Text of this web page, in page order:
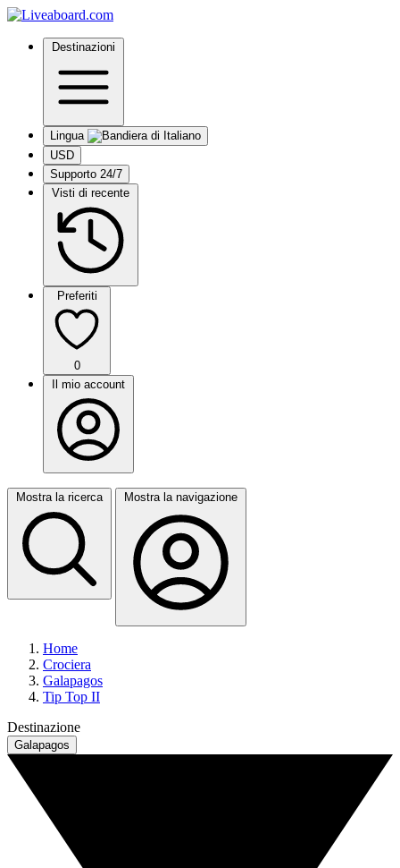
Destinazioni
Lingua
USD
Supporto 24/7
Visti di recente
Preferiti
0
Il mio account
Mostra la ricerca Mostra la navigazione
Home
Crociera
Galapagos
Tip Top II
Destinazione
Galapagos